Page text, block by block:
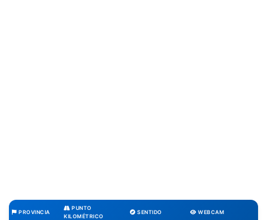
PROVINCIA
PUNTO
KILOMÉTRICO
SENTIDO WEBCAM